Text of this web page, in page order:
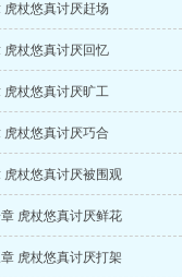
是老情人关系； 7. 因
。 PS. 男主绝对不是好
型！！以及，他是那种
辈子有过联姻，有妻妾
及因为时代因素他对男
虎杖悠真讨厌赶场
虎杖悠真讨厌回忆
虎杖悠真讨厌旷工
虎杖悠真讨厌巧合
虎杖悠真讨厌被围观
虎杖悠真讨厌鲜花
虎杖悠真讨厌打架